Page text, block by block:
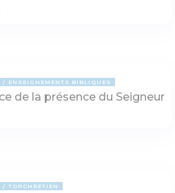
ENSEIGNEMENTS BIBLIQUES
de la présence du Seigneur
TOPCHRÉTIEN